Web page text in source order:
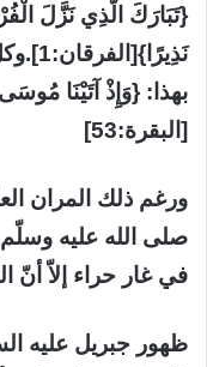
{تَبَارَكَ الَّذِي نَزَّلَ
بهذا: {وَإِذْ آتَيْنَا
[البقرة:53]
ورغم ذلك المران
صلى الله عليه
في غار حراء إلاّ أنّ
ظهور جبريل عليه